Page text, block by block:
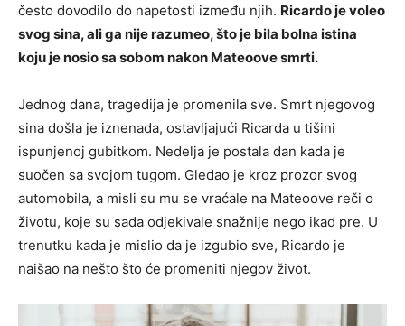
često dovodilo do napetosti između njih. Ricardo je voleo
svog sina, ali ga nije razumeo, što je bila bolna istina
koju je nosio sa sobom nakon Mateoove smrti.
Jednog dana, tragedija je promenila sve. Smrt njegovog
sina došla je iznenada, ostavljajući Ricarda u tišini
ispunjenoj gubitkom. Nedelja je postala dan kada je
suočen sa svojom tugom. Gledao je kroz prozor svog
automobila, a misli su mu se vraćale na Mateoove reči o
životu, koje su sada odjekivale snažnije nego ikad pre. U
trenutku kada je mislio da je izgubio sve, Ricardo je
naišao na nešto što će promeniti njegov život.